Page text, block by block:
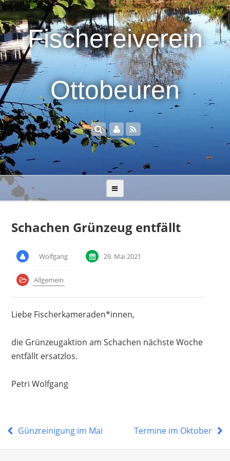
Fischereiverein
Ottobeuren
Schachen Grünzeug entfällt
Wolfgang 29. Mai 2021
Allgemein
Liebe Fischerkameraden*innen,
die Grünzeugaktion am Schachen nächste Woche
entfällt ersatzlos.
Petri Wolfgang
Günzreinigung im Mai Termine im Oktober